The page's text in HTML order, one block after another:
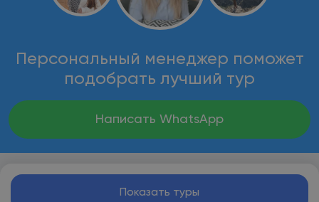
Персональный менеджер поможет
подобрать лучший тур
Написать WhatsApp
Показать туры